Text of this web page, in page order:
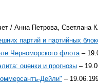
/ Анна Петрова, Светлана
партий и партийных
Черноморского флота –
оценки и прогнозы –
Дейли" –